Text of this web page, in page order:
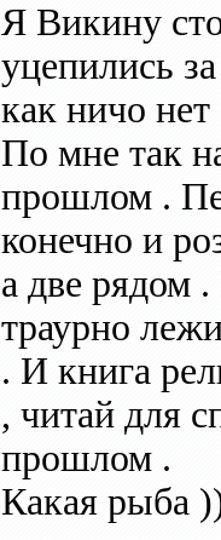
Я Викину
уцепились
как ничо нет
По мне так
прошлом .
конечно и
а две рядом
траурно
. И книга
, читай для
прошлом .
Какая рыба